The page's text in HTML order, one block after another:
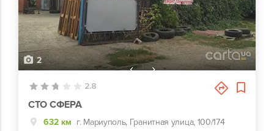
2
2.8
СТО СФЕРА
632 км г. Мариуполь, Гранитная улица, 100/174